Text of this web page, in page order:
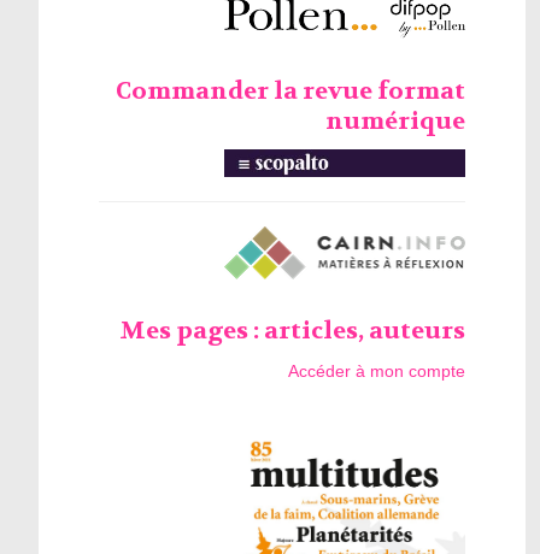
Commander la revue format
numérique
Mes pages : articles, auteurs
Accéder à mon compte